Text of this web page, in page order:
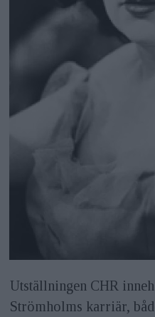
Utställningen CHR
Strömholms karriär,